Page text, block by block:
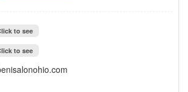
to see
to see